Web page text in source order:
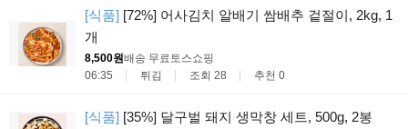
[식품] [72%] 어사김치 알배기 쌈배추 겉절이, 2kg, 1
개
8,500원배송 무료토스쇼핑
06:35
튀김 조회 28 추천 0
[식품] [35%] 달구벌 돼지 생막창 세트, 500g, 2봉